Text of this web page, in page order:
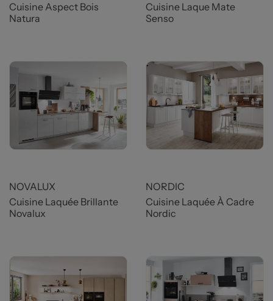
Cuisine Aspect Bois
Natura
Cuisine Laque Mate
Senso
NOVALUX
Cuisine Laquée Brillante
Novalux
NORDIC
Cuisine Laquée À Cadre
Nordic